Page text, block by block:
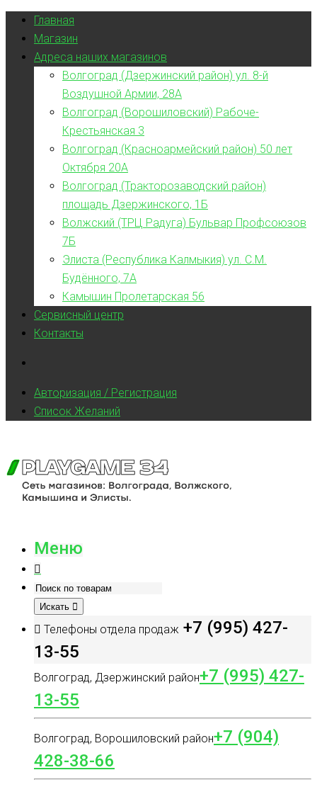
Главная
Магазин
Адреса наших магазинов
Волгоград (Дзержинский район) ул. 8-й
Воздушной Армии, 28А
Волгоград (Ворошиловский) Рабоче-
Крестьянская 3
Волгоград (Красноармейский район) 50 лет
Октября 20А
Волгоград (Тракторозаводский район)
площадь Дзержинского, 1Б
Волжский (ТРЦ Радуга) Бульвар Профсоюзов
7Б
Элиста (Республика Калмыкия) ул. С.М.
Будённого, 7А
Камышин Пролетарская 56
Сервисный центр
Контакты
Авторизация / Регистрация
Список Желаний
Меню
Искать
Телефоны отдела продаж +7 (995) 427-
13-55
Волгоград, Дзержинский район+7 (995) 427-
13-55
Волгоград, Ворошиловский район+7 (904)
428-38-66